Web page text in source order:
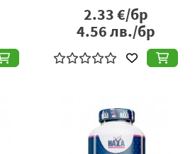
2.33€/бр
4.56лв./бр